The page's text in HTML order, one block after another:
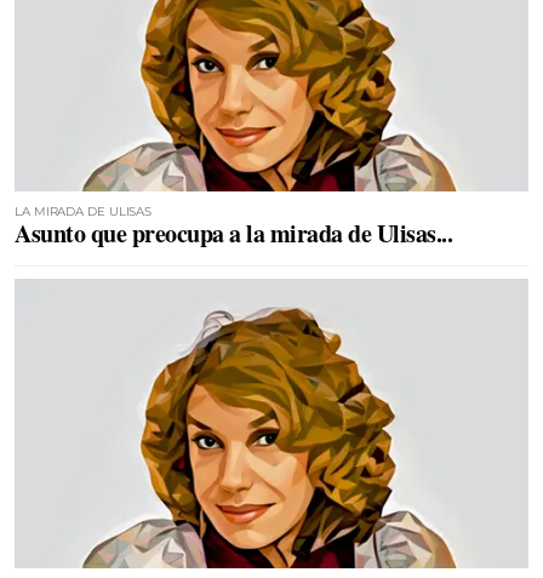
LA MIRADA DE ULISAS
Asunto que preocupa a la mirada de Ulisas...